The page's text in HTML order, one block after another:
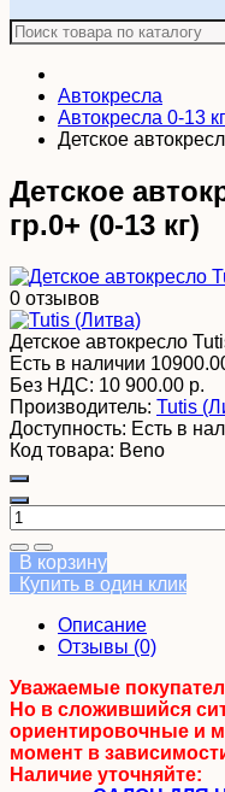
Автокресла
Автокресла 0-13 кг
Детское
Детское
гр.0+ (0-13 кг)
0 отзывов
Детское автокресло
Есть в наличии
Без НДС: 10 900.00 р.
Производитель: Tutis
Доступность: Есть в
Код товара: Beno
В корзину
Купить в один клик
Описание
Отзывы (0)
Уважаемые
Но в сложившийся
ориентировочные и
момент в
Наличие уточняйте: